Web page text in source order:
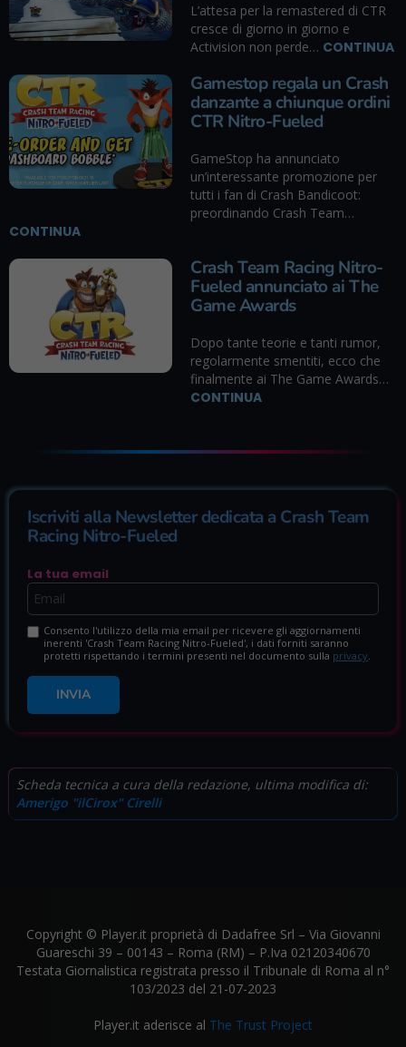
L’attesa per la remastered di CTR
cresce di giorno in giorno e
Activision non perde… CONTINUA
Gamestop regala un Crash
danzante a chiunque ordini
CTR Nitro-Fueled
GameStop ha annunciato
un’interessante promozione per
tutti i fan di Crash Bandicoot:
preordinando Crash Team…
CONTINUA
Crash Team Racing Nitro-
Fueled annunciato ai The
Game Awards
Dopo tante teorie e tanti rumor,
regolarmente smentiti, ecco che
finalmente ai The Game Awards…
CONTINUA
Iscriviti alla Newsletter dedicata a Crash Team
Racing Nitro-Fueled
La tua email
Consento l'utilizzo della mia email per ricevere gli aggiornamenti
inerenti 'Crash Team Racing Nitro-Fueled', i dati forniti saranno
protetti rispettando i termini presenti nel documento sulla privacy
INVIA
Scheda tecnica a cura della redazione, ultima modifica di:
Amerigo "ilCirox" Cirelli
Copyright © Player.it proprietà di Dadafree Srl – Via Giovanni
Guareschi 39 – 00143 – Roma (RM) – P.Iva 02120340670
Testata Giornalistica registrata presso il Tribunale di Roma al n°
103/2023 del 21-07-2023
Player.it aderisce al The Trust Project